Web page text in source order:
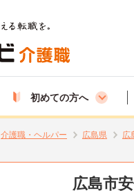
初めての方へ
介護職・ヘルパー 広島県 広
広島市